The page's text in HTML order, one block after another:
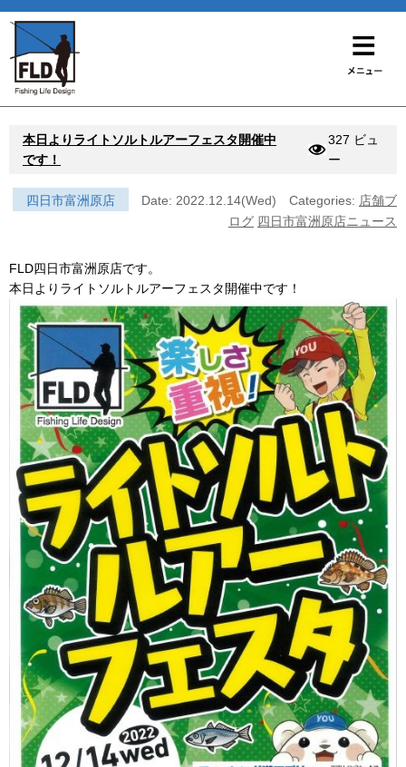
本日よりライトソルトルアーフェスタ開催中
です！
327 ビュ
ー
四日市富洲原店 Date: 2022.12.14(Wed) Categories: 店舗ブ
ログ 四日市富洲原店ニュース
FLD四日市富洲原店です。
本日よりライトソルトルアーフェスタ開催中です！